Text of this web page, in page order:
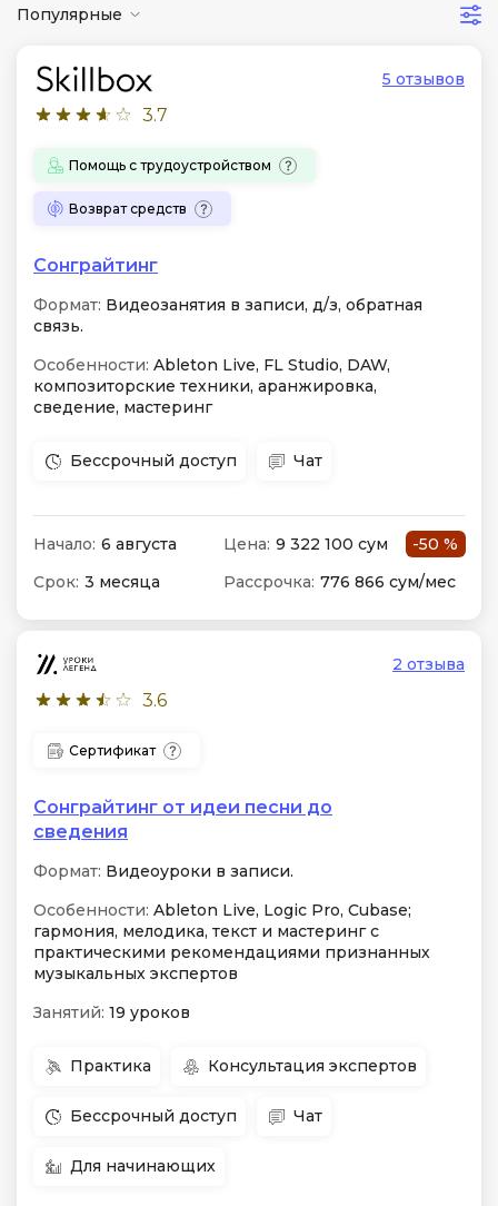
Популярные
3.7
5 отзывов
Помощь с трудоустройством
Возврат средств
Сонграйтинг
Формат: Видеозанятия в записи, д/з, обратная
связь.
Особенности: Ableton Live, FL Studio, DAW,
композиторские техники, аранжировка,
сведение, мастеринг
Бессрочный доступ Чат
Начало: 6 августа Цена: 9 322 100 сум
-50 %
Срок: 3 месяца Рассрочка: 776 866 сум/мес
3.6
2 отзыва
Сертификат
Сонграйтинг от идеи песни до
сведения
Формат: Видеоуроки в записи.
Особенности: Ableton Live, Logic Pro, Cubase;
гармония, мелодика, текст и мастеринг с
практическими рекомендациями признанных
музыкальных экспертов
Занятий: 19 уроков
Практика Консультация экспертов
Бессрочный доступ Чат
Для начинающих